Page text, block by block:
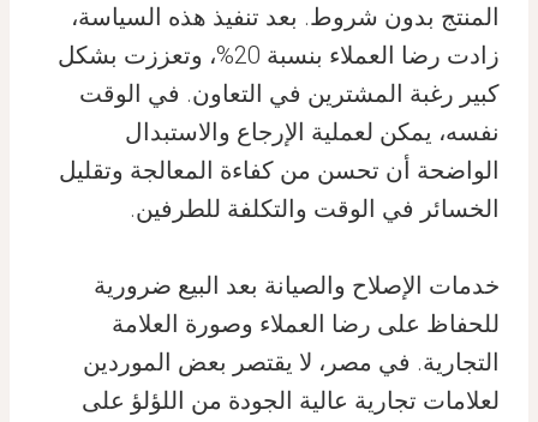
المنتج بدون شروط. بعد تنفيذ هذه السياسة،
زادت رضا العملاء بنسبة 20%، وتعززت بشكل
كبير رغبة المشترين في التعاون. في الوقت
نفسه، يمكن لعملية الإرجاع والاستبدال
الواضحة أن تحسن من كفاءة المعالجة وتقليل
الخسائر في الوقت والتكلفة للطرفين.
خدمات الإصلاح والصيانة بعد البيع ضرورية
للحفاظ على رضا العملاء وصورة العلامة
التجارية. في مصر، لا يقتصر بعض الموردين
لعلامات تجارية عالية الجودة من اللؤلؤ على